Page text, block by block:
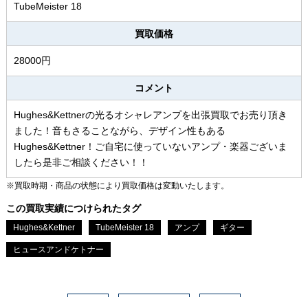
TubeMeister 18
買取価格
28000円
コメント
Hughes&Kettnerの光るオシャレアンプを出張買取でお売り頂き
ました！音もさることながら、デザイン性もある
Hughes&Kettner！ご自宅に使っていないアンプ・楽器ございま
したら是非ご相談ください！！
※買取時期・商品の状態により買取価格は変動いたします。
この買取実績につけられたタグ
Hughes&Kettner TubeMeister 18 アンプ ギター
ヒュースアンドケトナー